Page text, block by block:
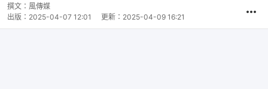
撰文： 風傳媒
出版： 2025-04-07 12:01 更新： 2025-04-09 16:21